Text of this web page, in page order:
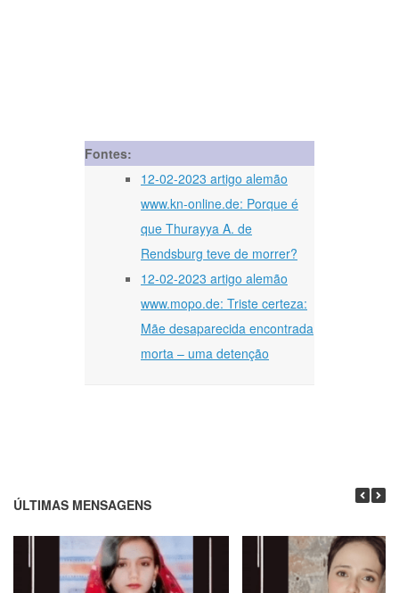
Fontes:
12-02-2023 artigo alemão
www.kn-online.de: Porque é
que Thurayya A. de
Rendsburg teve de morrer?
12-02-2023 artigo alemão
www.mopo.de: Triste certeza:
Mãe desaparecida encontrada
morta – uma detenção
ÚLTIMAS MENSAGENS